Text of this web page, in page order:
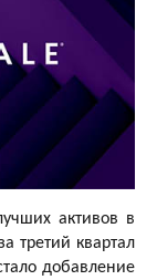
активов в
третий квартал
добавление